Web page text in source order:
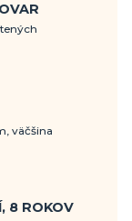
väčšina
8 ROKOV